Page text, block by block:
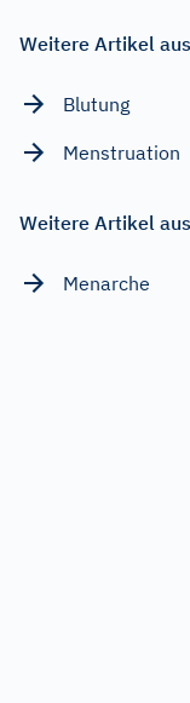
Weitere Artikel
Blutung
Menstruation
Weitere Artikel
Menarche